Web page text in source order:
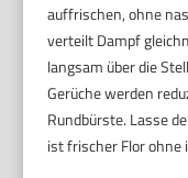
auffrischen, ohne
verteilt Dampf
langsam über die
Gerüche werden
Rundbürste. Lasse
ist frischer Flor